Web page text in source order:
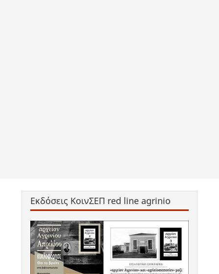
Εκδόσεις ΚοινΣΕΠ red line agrinio